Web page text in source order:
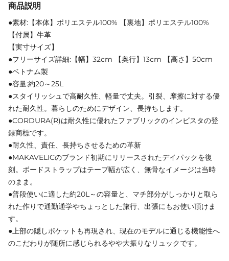
商品説明
●素材:【本体】ポリエステル100% 【裏地】ポリエステル100%
【付属】牛革
【実寸サイズ】
●フリーサイズ詳細:【幅】32cm 【奥行】13cm 【高さ】50cm
●ベトナム製
●容量:約20～25L
●スタイリッシュで高耐久性、軽量で丈夫。引裂、摩擦に対する優
れた耐久性。暮らしのためにデザイン、長持ちします。
●CORDURA(R)は耐久性に優れたファブリックのインビスタの登
録商標です。
●耐久性、責任、長持ちさせるための革新
●MAKAVELICのブランド初期にリリースされたデイパックを復
刻。ボードストラップはテープ幅が広く、無骨なイメージは当時
のまま。
●普段使いに適した約20L～の容量と、マチ部分がしっかりと取ら
れた作りで通勤通学やちょっとした旅行、出張にもお使い頂けま
す。
●上部の隠しポケットも再現され、現在のモデルに通じる機能性へ
のこだわりが随所に感じられるやや大振りなリュックです。